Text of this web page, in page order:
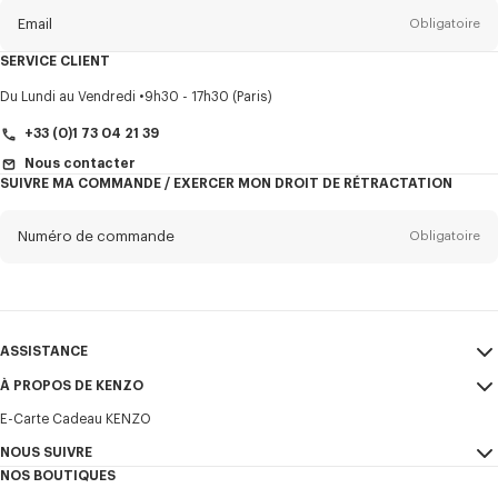
Email Obligatoire
Titre Obligatoire
évènements KENZO, qui peuvent être personnalisés, notamment sur les
réseaux sociaux et autres plateformes. Des pixels de suivi sont intégrés
SERVICE CLIENT
Du Lundi au Vendredi 9h30 - 17h30 (Paris)
+33 (0)1 73 04 21 39
Nous contacter
SUIVRE MA COMMANDE / EXERCER MON DROIT DE RÉTRACTATION
Numéro de commande Obligatoire
ASSISTANCE
Mon compte
Guide des tailles
FAQ
À PROPOS DE KENZO
CGV
Mentions Légales et CGU
Confidentialité
E-Carte Cadeau KENZO
NOUS SUIVRE
NOS BOUTIQUES